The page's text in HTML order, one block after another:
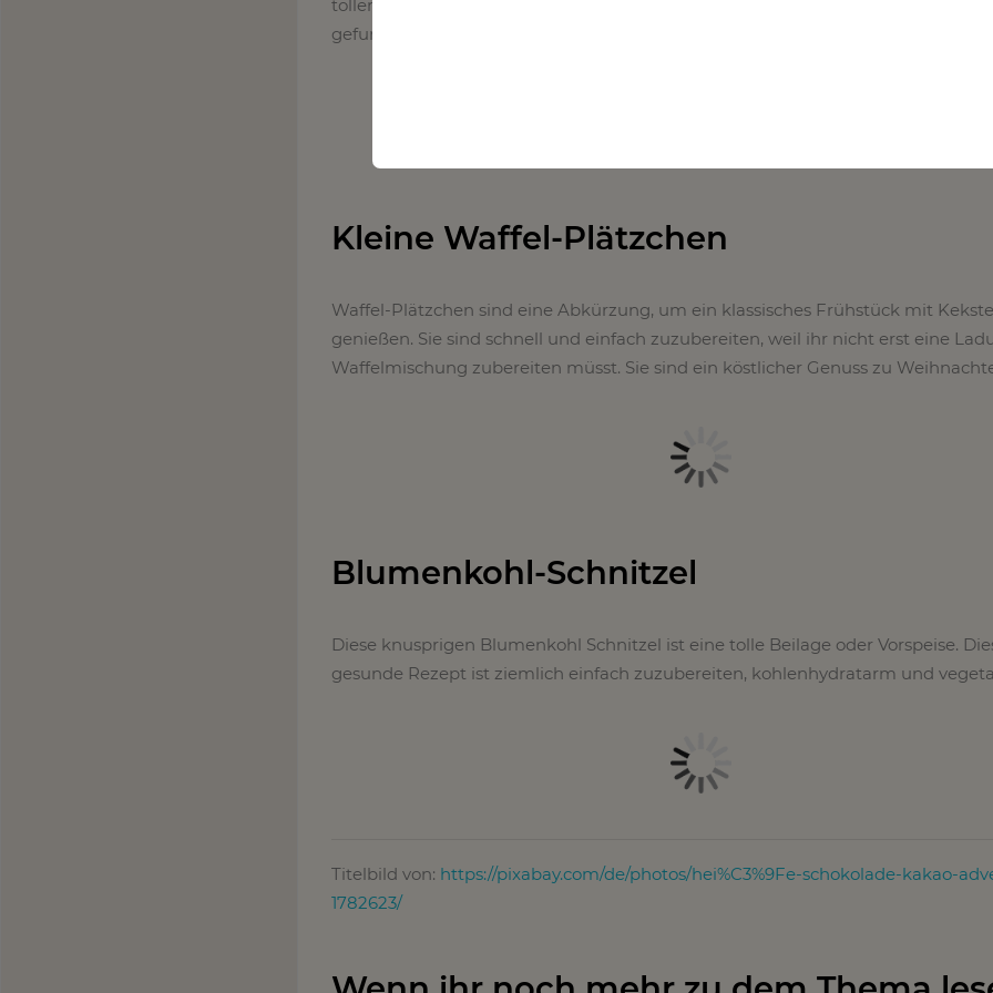
toller Braten ist ein guter Anfang – und wir haben eines der besten
gefunden, das sich hervorragend als festlicher Tafelaufsatz eignet.
Kleine Waffel-Plätzchen
Waffel-Plätzchen sind eine Abkürzung, um ein klassisches Frühstück mit
genießen. Sie sind schnell und einfach zuzubereiten, weil ihr nicht erst eine
Waffelmischung zubereiten müsst. Sie sind ein köstlicher Genuss zu
Blumenkohl-Schnitzel
Diese knusprigen Blumenkohl Schnitzel ist eine tolle Beilage oder Vorspeise.
gesunde Rezept ist ziemlich einfach zuzubereiten, kohlenhydratarm und
Titelbild von: https://pixabay.com/de/photos/hei%C3%9Fe-schokolade-kakao-
1782623/